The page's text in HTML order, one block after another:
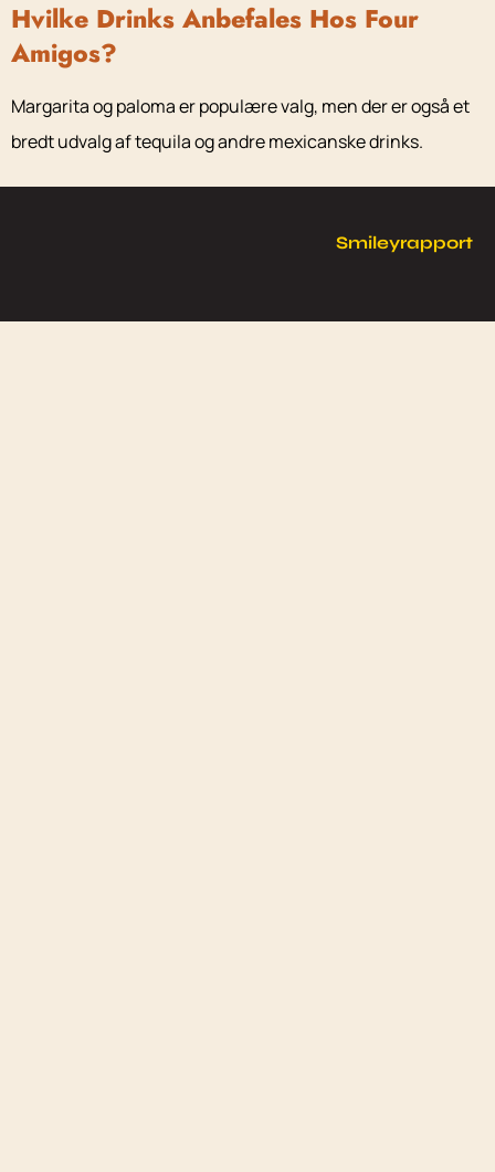
Hvilke Drinks Anbefales Hos Four
Amigos?
Margarita og paloma er populære valg, men der er også et
bredt udvalg af tequila og andre mexicanske drinks.
Smileyrapport